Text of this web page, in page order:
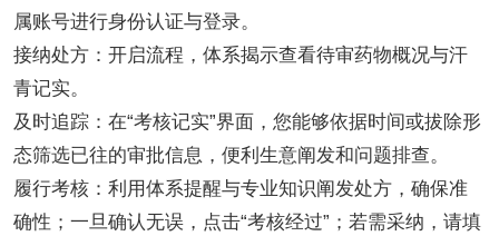
属账号进行身份认证与登录。
接纳处方：开启流程，体系揭示查看待审药物概况与汗
青记实。
及时追踪：在“考核记实”界面，您能够依据时间或拔除形
态筛选已往的审批信息，便利生意阐发和问题排查。
履行考核：利用体系提醒与专业知识阐发处方，确保准
确性；一旦确认无误，点击“考核经过”；若需采纳，请填